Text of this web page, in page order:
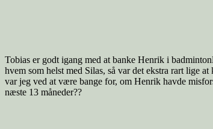
Tobias er godt igang med at banke Henrik i
hvem som helst med Silas, så var det ekstra rart lige
var jeg ved at være bange for, om Henrik havde
næste 13 måneder??